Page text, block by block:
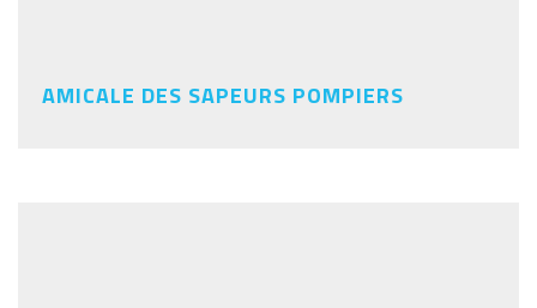
AMICALE DES SAPEURS POMPIERS